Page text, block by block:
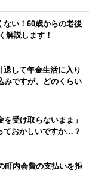
ない！60歳からの老後
解説します！
退して年金生活に入り
みですが、どのくらい
を受け取らないまま」
ておかしいですか…？
町内会費の支払いを拒